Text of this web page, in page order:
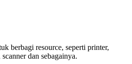
berbagi resource, seperti printer,
dan sebagainya.